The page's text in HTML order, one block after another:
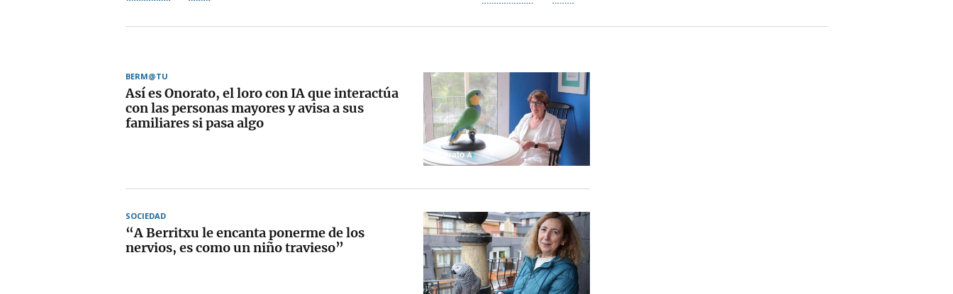
BERM@TU
Así es Onorato, el loro con IA que interactúa
con las personas mayores y avisa a sus
familiares si pasa algo
SOCIEDAD
“A Berritxu le encanta ponerme de los
nervios, es como un niño travieso”